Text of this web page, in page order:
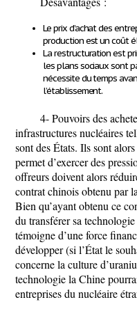
Le prix d’achat des
production est un coût
La restructuration est
les plans sociaux sont
nécessite du temps
l’établissement.
4- Pouvoirs des
infrastructures nucléaires
sont des États. Ils sont
permet d’exercer des
offreurs doivent alors
contrat chinois obtenu par
Bien qu’ayant obtenu ce
du transférer sa
témoigne d’une force
développer (si l’État le
concerne la culture
technologie la Chine
entreprises du nucléaire